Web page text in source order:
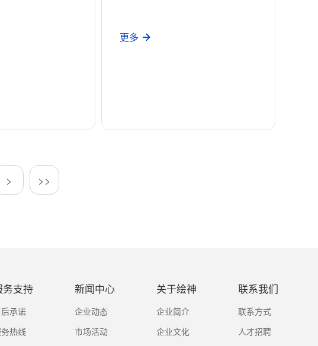
更多
> >>
务支持
承诺
热线
新闻中心
企业动态
市场活动
关于绘神
企业简介
企业文化
联系我们
联系方式
人才招聘